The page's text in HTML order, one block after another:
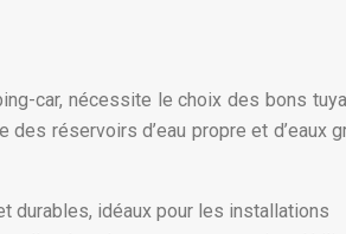
car, nécessite le choix des bons
des réservoirs d’eau propre et d’eaux
durables, idéaux pour les installations